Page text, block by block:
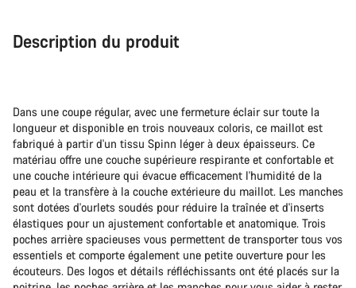
Description du produit
Dans une coupe régular, avec une fermeture éclair sur toute la
longueur et disponible en trois nouveaux coloris, ce maillot est
fabriqué à partir d'un tissu Spinn léger à deux épaisseurs. Ce
matériau offre une couche supérieure respirante et confortable et
une couche intérieure qui évacue efficacement l'humidité de la
peau et la transfère à la couche extérieure du maillot. Les manches
sont dotées d'ourlets soudés pour réduire la traînée et d'inserts
élastiques pour un ajustement confortable et anatomique. Trois
poches arrière spacieuses vous permettent de transporter tous vos
essentiels et comporte également une petite ouverture pour les
écouteurs. Des logos et détails réfléchissants ont été placés sur la